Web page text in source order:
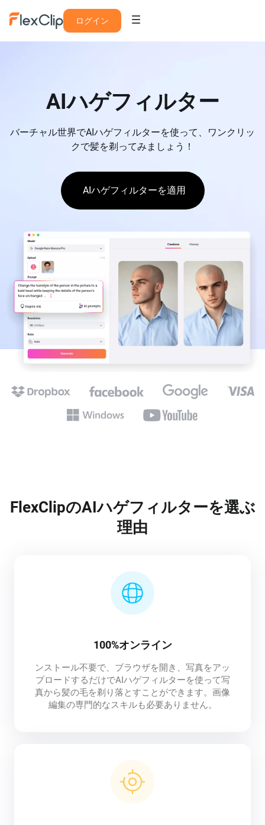
ログイン
AIハゲフィルター
バーチャル世界でAIハゲフィルターを使って、ワンクリッ
クで髪を剃ってみましょう！
AIハゲフィルターを適用
FlexClipのAIハゲフィルターを選ぶ
理由
100%オンライン
ンストール不要で、ブラウザを開き、写真をアッ
プロードするだけでAIハゲフィルターを使って写
真から髪の毛を剃り落とすことができます。画像
編集の専門的なスキルも必要ありません。